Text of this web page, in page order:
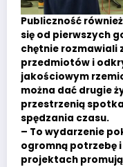
Publiczność
się od pierwszych
chętnie rozmawiali
przedmiotów i
jakościowym
można dać drugie
przestrzenią
spędzania czasu.
– To wydarzenie
ogromną potrzebę
projektach